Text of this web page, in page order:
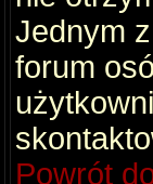
Jednym
forum
Powrót